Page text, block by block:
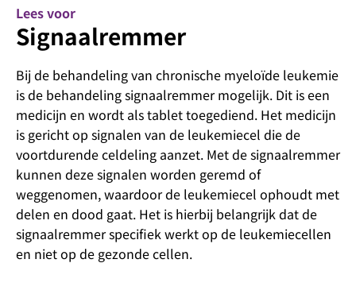
Lees voor
Signaalremmer
Bij de behandeling van chronische myeloïde leukemie
is de behandeling signaalremmer mogelijk. Dit is een
medicijn en wordt als tablet toegediend. Het medicijn
is gericht op signalen van de leukemiecel die de
voortdurende celdeling aanzet. Met de signaalremmer
kunnen deze signalen worden geremd of
weggenomen, waardoor de leukemiecel ophoudt met
delen en dood gaat. Het is hierbij belangrijk dat de
signaalremmer specifiek werkt op de leukemiecellen
en niet op de gezonde cellen.